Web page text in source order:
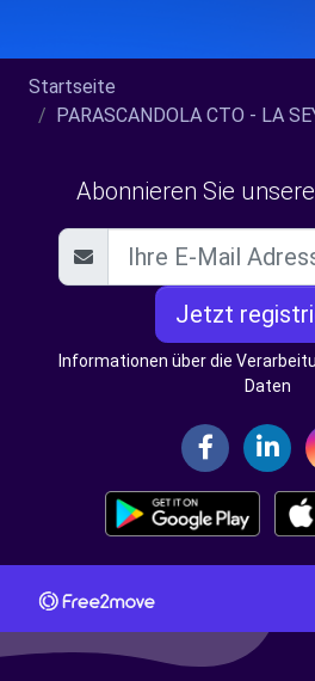
Startseite
PARASCANDOLA CTO - LA
Abonnieren Sie
Jetzt
Informationen über die
Daten